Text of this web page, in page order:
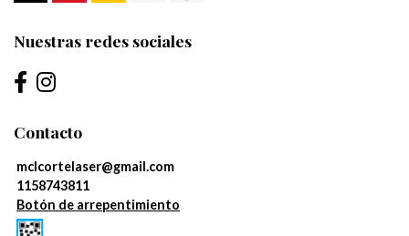
Nuestras redes sociales
Contacto
mclcortelaser@gmail.com
1158743811
Botón de arrepentimiento